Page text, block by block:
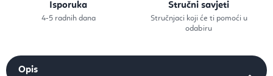
Isporuka
4-5 radnih dana
Stručni savjeti
Stručnjaci koji će ti pomoći u
odabiru